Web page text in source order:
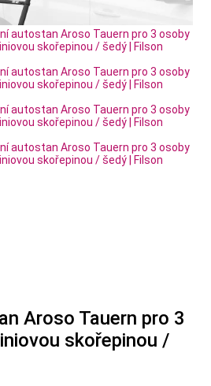
Aroso Tauern pro 3
skořepinou /